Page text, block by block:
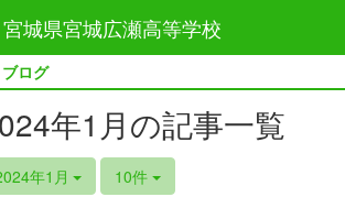
宮城県宮城広瀬高等学校
ブログ
年1月の記事一覧
年1月 10件